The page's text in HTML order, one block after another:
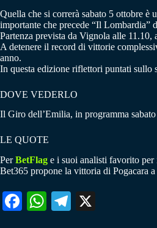
Quella che si correrà sabato 5 ottobre
importante che precede “Il Lombardia”
Partenza prevista da Vignola alle
A detenere il record di vittorie
anno.
In questa edizione riflettori puntati sullo
DOVE VEDERLO
Il Giro dell’Emilia, in programma
LE QUOTE
PerBetFlag e i suoi analisti favorito per
Bet365 propone la vittoria di Pogacara
Fa W
Te